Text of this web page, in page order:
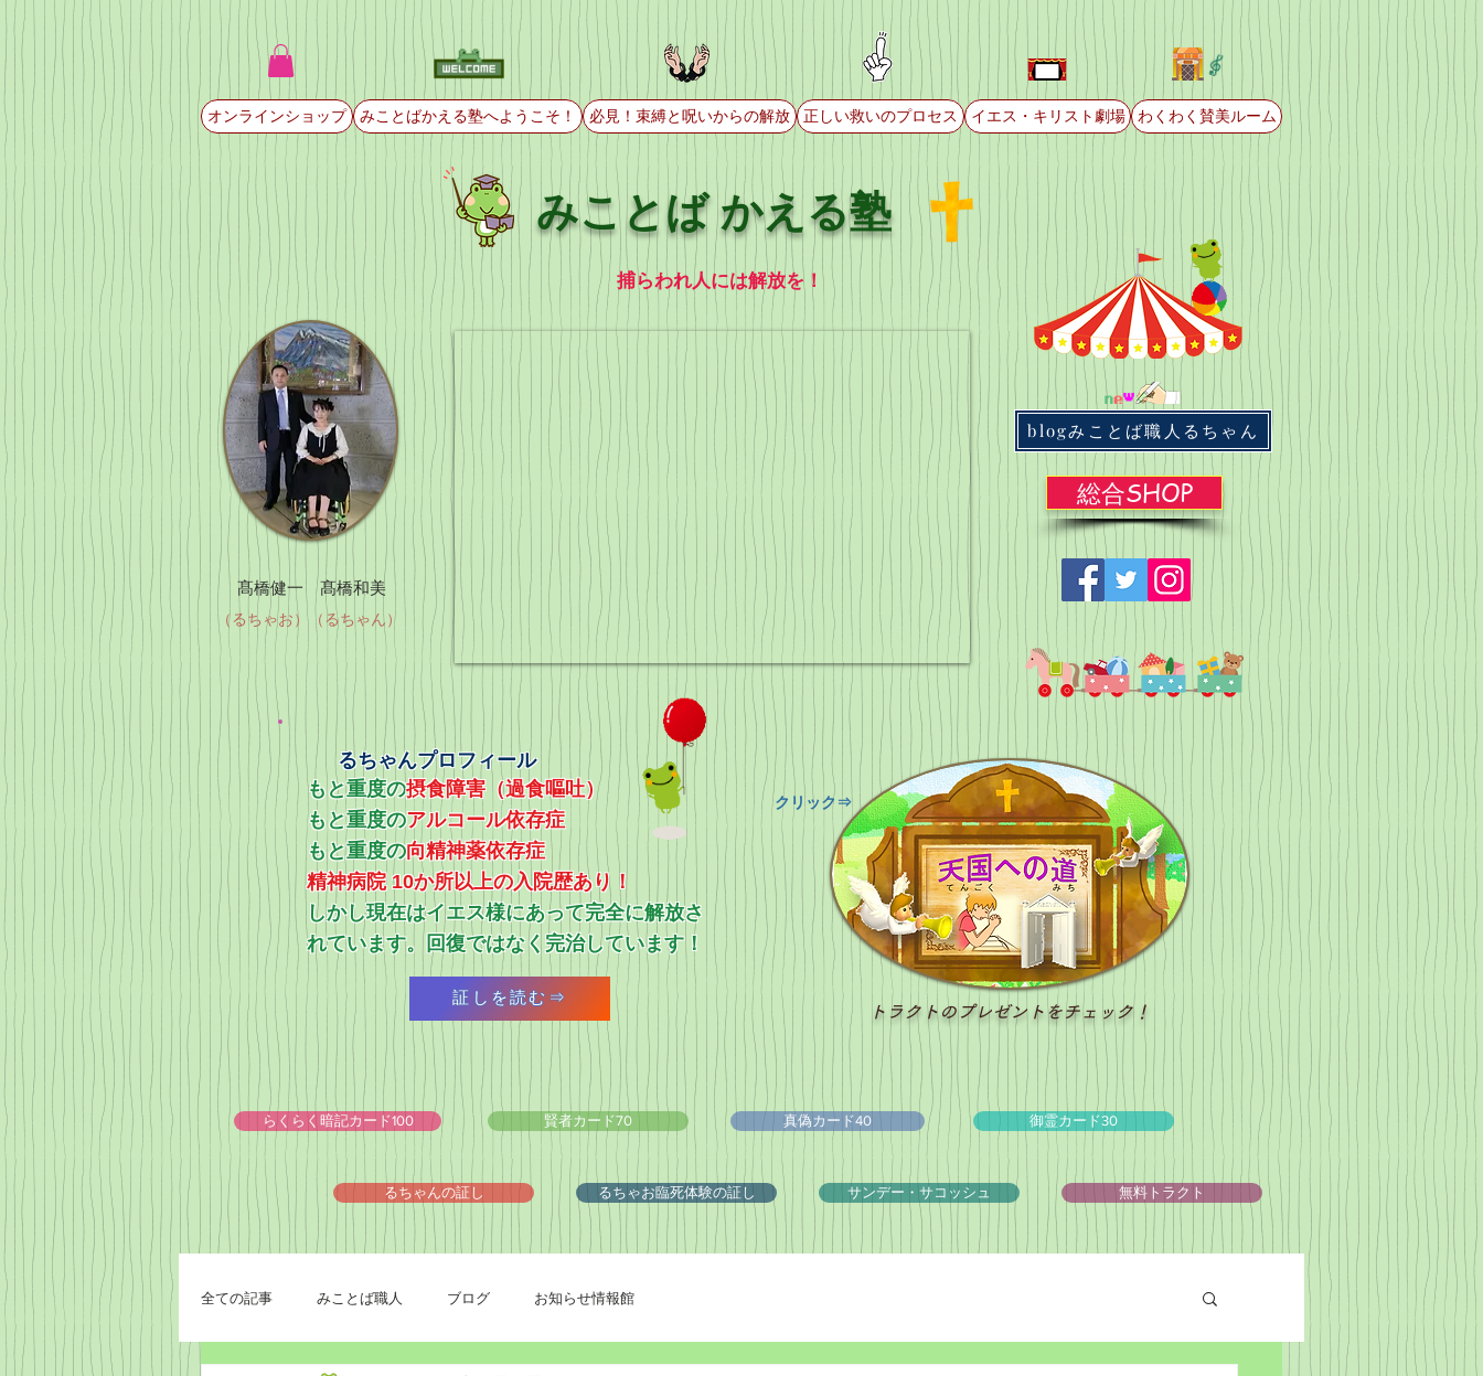
オンラインショップ みことばかえる塾へようこそ！ 必見！束縛と呪いからの解放 正しい救いのプロセス イエス・キリスト劇場 わくわく賛美ルーム
髙橋健一 髙橋和美
（るちゃお）（るちゃん）
みことば かえる塾
捕らわれ人には解放を！
blogみことば職人るちゃん
総合SHOP
るちゃんプロフィール
もと重度の摂食障害（過食嘔吐）
もと重度のアルコール依存症
​もと重度の向精神薬依存症
精神病院 10か所以上の入院歴あり！
​しかし現在はイエス様にあって完全に解放さ
れています。回復ではなく完治しています！
証しを読む⇒
​クリック⇒
トラクトのプレゼントをチェック！
らくらく暗記カード100 賢者カード70 真偽カード40 御霊カード30
るちゃんの証し るちゃお臨死体験の証し サンデー・サコッシュ 無料トラクト
全ての記事 みことば職人 ブログ お知らせ情報館